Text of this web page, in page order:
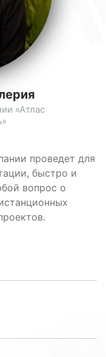
проведет для
быстро и
вопрос о
«Атлас